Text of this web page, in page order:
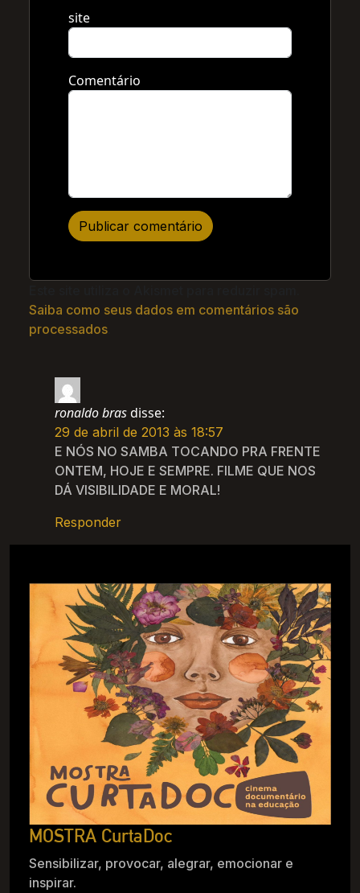
site
Comentário
Saiba como seus dados em comentários são
processados
ronaldo brasdisse:
29 de abril de 2013 às 18:57
E NÓS NO SAMBA TOCANDO PRA FRENTE
ONTEM, HOJE E SEMPRE. FILME QUE NOS
DÁ VISIBILIDADE E MORAL!
Responder
MOSTRA CurtaDoc
Sensibilizar, provocar, alegrar, emocionar e
inspirar.